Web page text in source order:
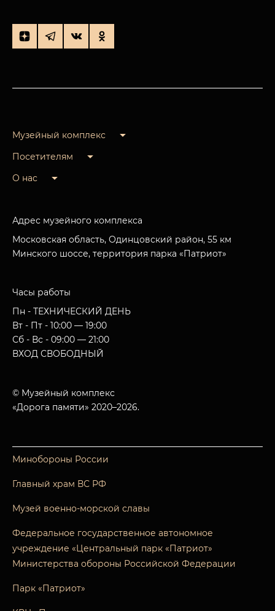
Музейный комплекс
Посетителям
О нас
Адрес музейного комплекса
Московская область, Одинцовский район, 55 км
Минского шоссе, территория парка «Патриот»
Часы работы
Пн - ТЕХНИЧЕСКИЙ ДЕНЬ
Вт - Пт - 10:00 — 19:00
Сб - Вс - 09:00 — 21:00
ВХОД СВОБОДНЫЙ
© Музейный комплекс
«Дорога памяти» 2020–2026.
Минобороны России
Главный храм ВС РФ
Музей военно-морской славы
Федеральное государственное автономное
учреждение «Центральный парк «Патриот»
Министерства обороны Российской Федерации
Парк «Патриот»